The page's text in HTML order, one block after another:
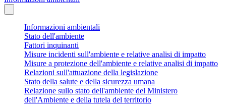
Informazioni ambientali
Stato dell'ambiente
Fattori inquinanti
Misure incidenti sull'ambiente e relative analisi di impatto
Misure a protezione dell'ambiente e relative analisi di impatto
Relazioni sull'attuazione della legislazione
Stato della salute e della sicurezza umana
Relazione sullo stato dell'ambiente del Ministero
dell'Ambiente e della tutela del territorio